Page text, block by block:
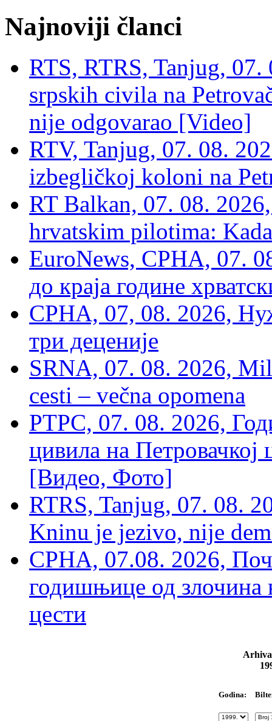
Najnoviji članci
RTS, RTRS, Tanjug,
srpskih civila na
nije odgovarao [Video]
RTV, Tanjug, 07. 08.
izbegličkoj koloni na
RT Balkan, 07. 08.
hrvatskim pilotima:
EuroNews, СРНА, 07.
до краја године
СРНА, 07, 08. 2026,
три деценије
SRNA, 07. 08. 2026,
cesti – večna opomena
РТРС, 07. 08. 2026,
цивила на Петровачкој
[Видео, Фото]
RTRS, Tanjug, 07. 08.
Kninu je jezivo, nije
СРНА, 07.08. 2026,
годишњице од злочина
цести
Godina: